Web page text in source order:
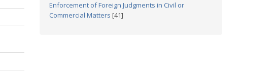
Enforcement of Foreign Judgments in Civil or
Commercial Matters [41]